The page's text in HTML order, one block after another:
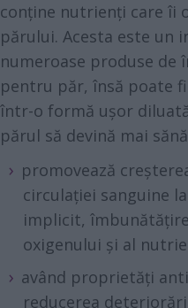
conține nutrienți care îi
părului. Acesta este un
numeroase produse
pentru păr, însă poate
într-o formă ușor
părul să devină mai
promovează
circulației sanguine
implicit,
oxigenului și al
având proprietăți
reducerea